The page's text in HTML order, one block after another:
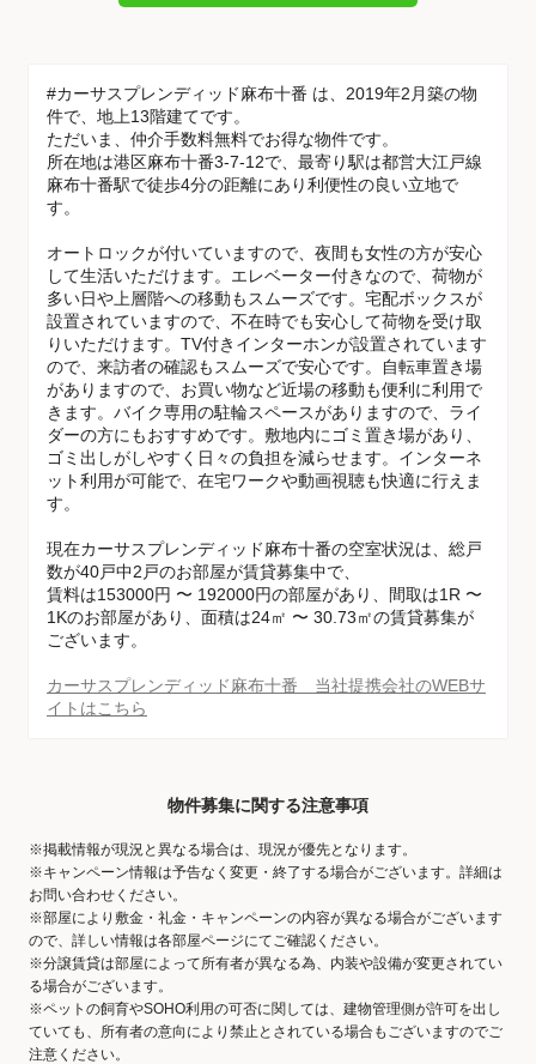
#カーサスプレンディッド麻布十番 は、2019年2月築の物
件で、地上13階建てです。
ただいま、仲介手数料無料でお得な物件です。
所在地は港区麻布十番3-7-12で、最寄り駅は都営大江戸線
麻布十番駅で徒歩4分の距離にあり利便性の良い立地で
す。
オートロックが付いていますので、夜間も女性の方が安心
して生活いただけます。エレベーター付きなので、荷物が
多い日や上層階への移動もスムーズです。宅配ボックスが
設置されていますので、不在時でも安心して荷物を受け取
りいただけます。TV付きインターホンが設置されています
ので、来訪者の確認もスムーズで安心です。自転車置き場
がありますので、お買い物など近場の移動も便利に利用で
きます。バイク専用の駐輪スペースがありますので、ライ
ダーの方にもおすすめです。敷地内にゴミ置き場があり、
ゴミ出しがしやすく日々の負担を減らせます。インターネ
ット利用が可能で、在宅ワークや動画視聴も快適に行えま
す。
現在カーサスプレンディッド麻布十番の空室状況は、総戸
数が40戸中2戸のお部屋が賃貸募集中で、
賃料は153000円 〜 192000円の部屋があり、間取は1R 〜
1Kのお部屋があり、面積は24㎡ 〜 30.73㎡の賃貸募集が
ございます。
カーサスプレンディッド麻布十番 当社提携会社のWEBサ
イトはこちら
物件募集に関する注意事項
※掲載情報が現況と異なる場合は、現況が優先となります。
※キャンペーン情報は予告なく変更・終了する場合がございます。詳細は
お問い合わせください。
※部屋により敷金・礼金・キャンペーンの内容が異なる場合がございます
ので、詳しい情報は各部屋ページにてご確認ください。
※分譲賃貸は部屋によって所有者が異なる為、内装や設備が変更されてい
る場合がございます。
※ペットの飼育やSOHO利用の可否に関しては、建物管理側が許可を出し
ていても、所有者の意向により禁止とされている場合もございますのでご
注意ください。